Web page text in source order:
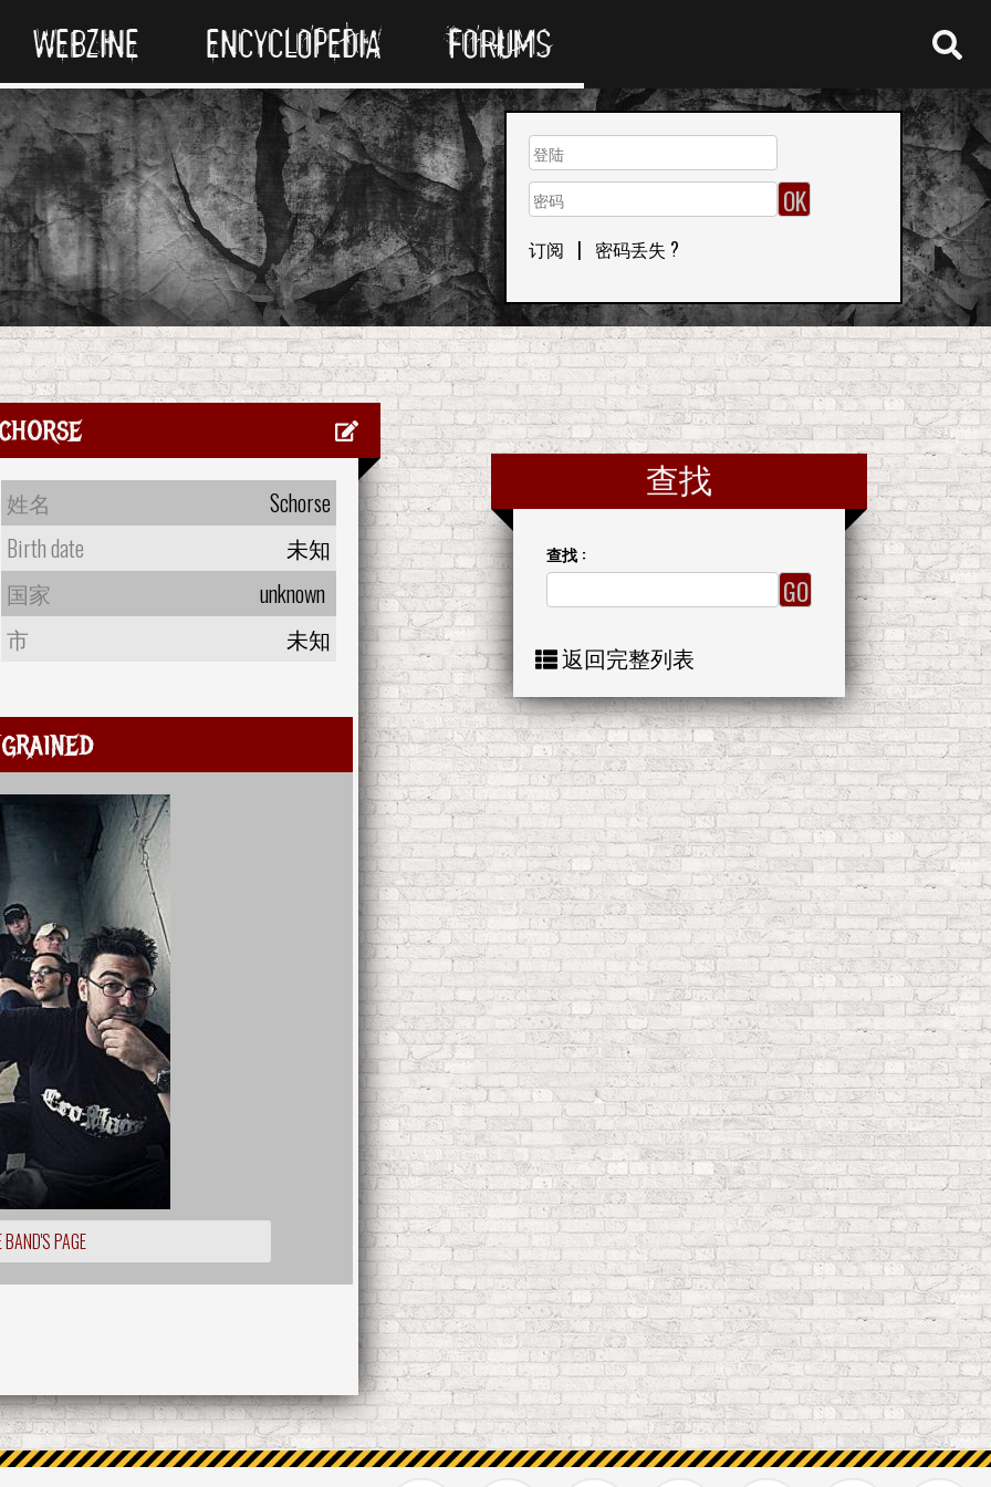
WEBZINE ENCYCLOPEDIA FORUMS
订阅 | 密码丢失 ?
姓名
Schorse
Birth date
未知
国家
unknown
市
未知
BAND'S PAGE
查找
查找 :
返回完整列表